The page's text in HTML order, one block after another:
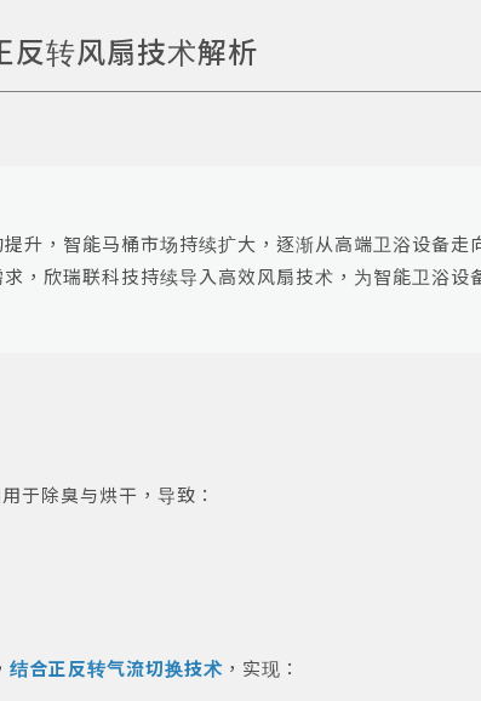
反转风扇技术解析
升，智能马桶市场持续扩大，逐渐从高端卫浴设备走
，欣瑞联科技持续导入高效风扇技术，为智能卫浴设
于除臭与烘干，导致：
结合正反转气流切换技术 ，实现：